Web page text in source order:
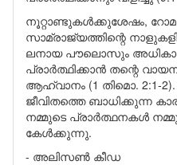
നൂറ്റാണ്ടുകൾക്കുശേഷം,
സാമ്രാജ്യത്തിന്റെ
ലനായ പൗലൊസും
പ്രാർത്ഥിക്കാൻ തന്റെ
ആഹ്വാനം (1 തിമൊ. 2:1-
ജീവിതത്തെ ബാധിക്കുന്ന
നമ്മുടെ പ്രാർത്ഥനകൾ
കേൾക്കുന്നു.
- അലിസൺ കീഡ